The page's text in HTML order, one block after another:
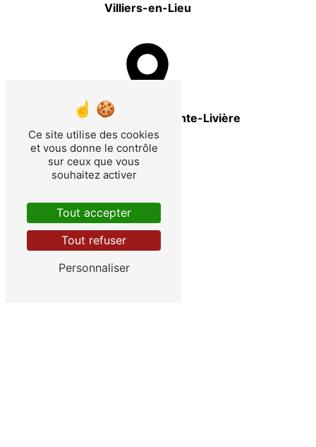
Villiers-en-Lieu
Eclaron-Braucourt-Sainte-Livière
Ancerville
Ce site utilise des cookies
et vous donne le contrôle
sur ceux que vous
souhaitez activer
Tout accepter
Tout refuser
Personnaliser